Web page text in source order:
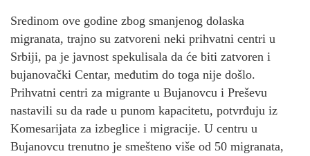
Sredinom ove godine zbog smanjenog dolaska
migranata, trajno su zatvoreni neki prihvatni centri u
Srbiji, pa je javnost spekulisala da će biti zatvoren i
bujanovački Centar, međutim do toga nije došlo.
Prihvatni centri za migrante u Bujanovcu i Preševu
nastavili su da rade u punom kapacitetu, potvrđuju iz
Komesarijata za izbeglice i migracije. U centru u
Bujanovcu trenutno je smešteno više od 50 migranata,